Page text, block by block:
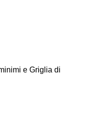
e Griglia di